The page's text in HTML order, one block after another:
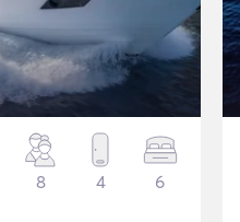
8 4 6